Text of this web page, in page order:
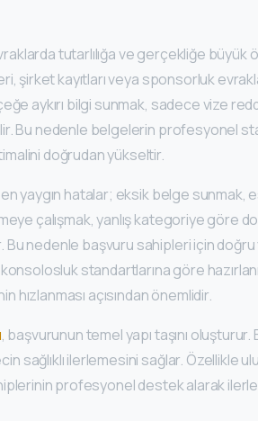
tutarlılığa ve gerçekliğe
şirket kayıtları veya sponsorluk
aykırı bilgi sunmak, sadece vize
Bu nedenle belgelerin profesyonel
doğrudan yükseltir.
en yaygın hatalar; eksik belge
çalışmak, yanlış kategoriye göre
Bu nedenle başvuru sahipleri için
standartlarına göre
açısından önemlidir.
, başvurunun temel yapı taşını
sağlıklı ilerlemesini sağlar. Özellikle
profesyonel destek alarak